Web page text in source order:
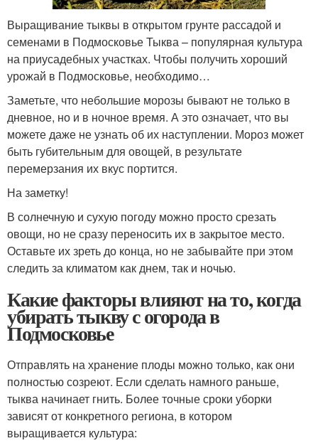
Выращивание тыквы в открытом грунте рассадой и
семенами в Подмосковье Тыква – популярная культура
на приусадебных участках. Чтобы получить хороший
урожай в Подмосковье, необходимо…
Заметьте, что небольшие морозы бывают не только в
дневное, но и в ночное время. А это означает, что вы
можете даже не узнать об их наступлении. Мороз может
быть губительным для овощей, в результате
перемерзания их вкус портится.
На заметку!
В солнечную и сухую погоду можно просто срезать
овощи, но не сразу переносить их в закрытое место.
Оставьте их зреть до конца, но не забывайте при этом
следить за климатом как днем, так и ночью.
Какие факторы влияют на то, когда
убирать тыкву с огорода в
Подмосковье
Отправлять на хранение плоды можно только, как они
полностью созреют. Если сделать намного раньше,
тыква начинает гнить. Более точные сроки уборки
зависят от конкретного региона, в котором
выращивается культура: